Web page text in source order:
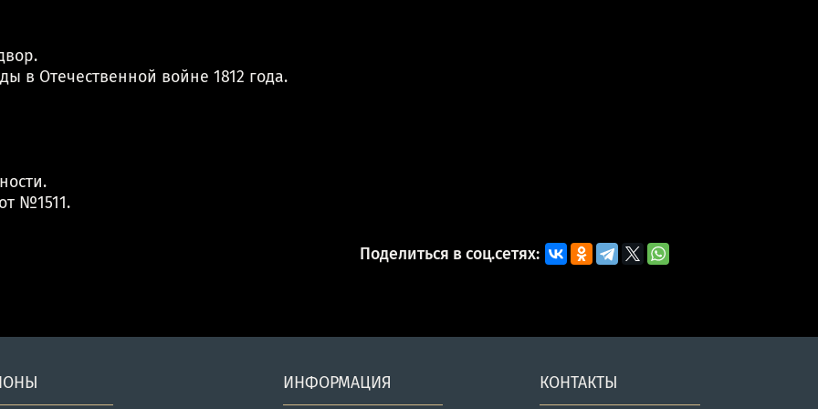
в Отечественной войне 1812 года.
№1511.
Поделиться в соц.сетях:
ИНФОРМАЦИЯ КОНТАКТЫ